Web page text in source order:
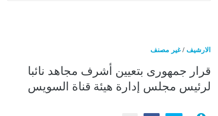
الارشيف /غير مصنف
قرار جمهورى بتعيين أشرف مجاهد نائبا
لرئيس مجلس إدارة هيئة قناة السويس